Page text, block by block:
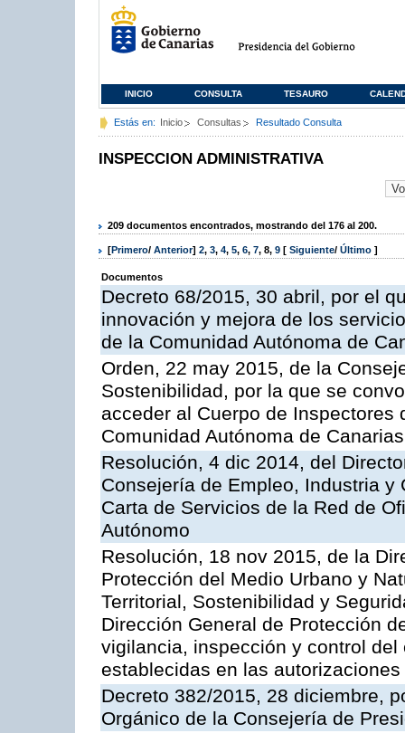
INICIO CONSULTA TESAURO
Estás en: Inicio Consultas Resultado Consulta
INSPECCION ADMINISTRATIVA
209 documentos encontrados, mostrando del 176 al 200.
[Primero/ Anterior] 2, 3, 4, 5, 6, 7, 8, 9 [ Siguiente/ Último ]
Documentos
Decreto 68/2015, 30 abril, por el
innovación y mejora de los
de la Comunidad Autónoma de
Orden, 22 may 2015, de la
Sostenibilidad, por la que se
acceder al Cuerpo de
Comunidad Autónoma de Canarias
Resolución, 4 dic 2014, del
Consejería de Empleo, Industria
Carta de Servicios de la Red de
Autónomo
Resolución, 18 nov 2015, de la
Protección del Medio Urbano y
Territorial, Sostenibilidad y
Dirección General de Protección
vigilancia, inspección y control
establecidas en las
Decreto 382/2015, 28 diciembre,
Orgánico de la Consejería de